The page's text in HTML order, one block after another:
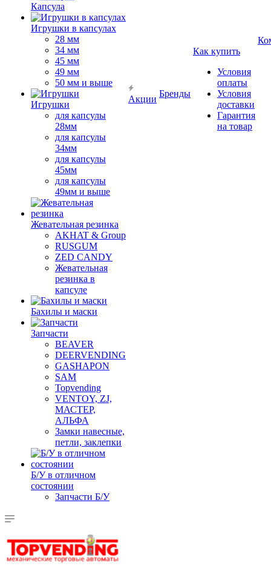
Капсула
Игрушки в капсулах
28 мм
34 мм
45 мм
49 мм
50 мм и выше
Игрушки
для капсулы
28мм
для капсулы
34мм
для капсулы
45мм
для капсулы
49мм и выше
Жевательная резинка
AKHAT & Group
RUSGUM
ZED CANDY
Жевательная
резинка в
капсуле
Бахилы и маски
Запчасти
BEAVER
DEERVENDING
GASHAPON
SAM
Topvending
VENTOY, ZJ,
МАСТЕР,
АЛЬФА
Замки навесные,
петли, заклепки
Б/У в отличном
состоянии
Запчасти Б/У
Акции
Бренды
Как купить
Условия
оплаты
Условия
доставки
Гарантия
на товар